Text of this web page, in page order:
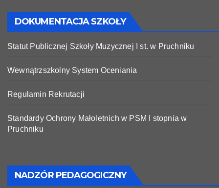
DOKUMENTACJA SZKOŁY
Statut Publicznej Szkoły Muzycznej I st. w Pruchniku
Wewnątrzszkolny System Oceniania
Regulamin Rekrutacji
Standardy Ochrony Małoletnich w PSM I stopnia w
Pruchniku
NADZÓR PEDAGOGICZNY